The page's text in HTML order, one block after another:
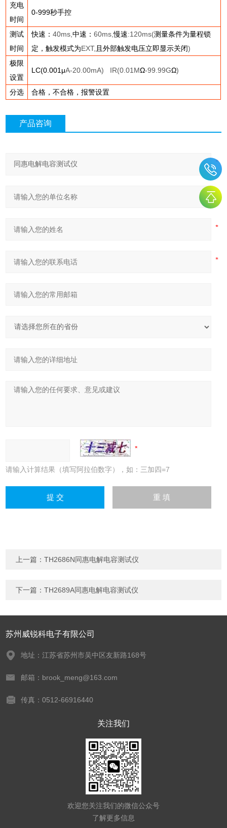
充电
时间
0-999秒手控
测试
时间
快速：40ms,中速：60ms,慢速:120ms(测量条件为量程锁
定，触发模式为EXT, 且外部触发电压立即显示关闭)
极限
设置
LC(0.001 μA-20.00mA) IR(0.01MΩ-99.99GΩ)
分选 合格，不合格，报警设置
产品咨询
请输入计算结果（填写阿拉伯数字），如：三加四=7
上一篇：TH2686N同惠电解电容测试仪
下一篇：TH2689A同惠电解电容测试仪
苏州威锐科电子有限公司
地址：江苏省苏州市吴中区友新路168号
邮箱：brook_meng@163.com
传真：0512-66916440
关注我们
欢迎您关注我们的微信公众号
了解更多信息